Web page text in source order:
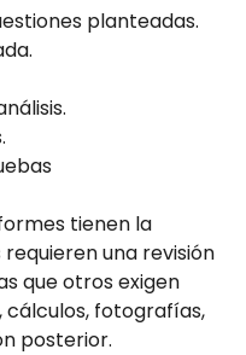
planteadas.
tienen la
una revisión
que otros exigen
fotografías,
posterior.